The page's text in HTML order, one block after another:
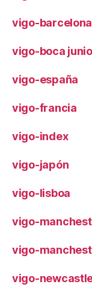
vigo-barcelona
vigo-boca
vigo-españa
vigo-francia
vigo-index
vigo-japón
vigo-lisboa
vigo-
vigo-
vigo-